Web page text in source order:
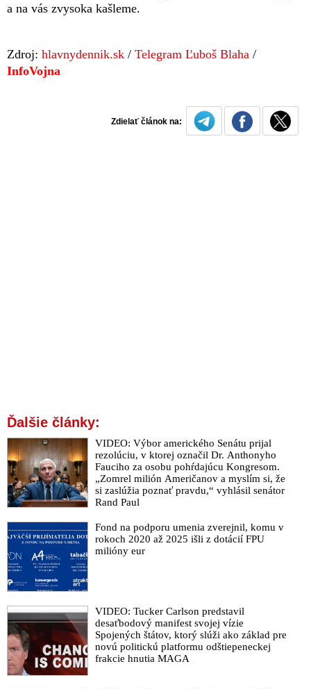
a na vás zvysoka kašleme.
Zdroj: hlavnydennik.sk / Telegram Ľuboš Blaha /
InfoVojna
Zdielať článok na:
Ďalšie články:
VIDEO: Výbor amerického Senátu prijal
rezolúciu, v ktorej označil Dr. Anthonyho
Fauciho za osobu pohŕdajúcu Kongresom.
„Zomrel milión Američanov a myslím si, že
si zaslúžia poznať pravdu,“ vyhlásil senátor
Rand Paul
Fond na podporu umenia zverejnil, komu v
rokoch 2020 až 2025 išli z dotácií FPU
milióny eur
VIDEO: Tucker Carlson predstavil
desaťbodový manifest svojej vízie
Spojených štátov, ktorý slúži ako základ pre
novú politickú platformu odštiepeneckej
frakcie hnutia MAGA